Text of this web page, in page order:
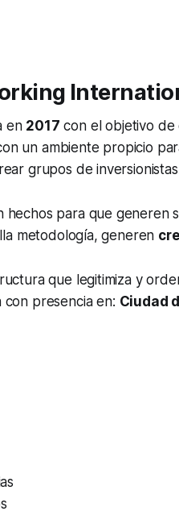
en 2017 con el objetivo
un ambiente propicio
grupos de
hechos para que generen
metodología, generen
que legitimiza y
con presencia en: Ciudad